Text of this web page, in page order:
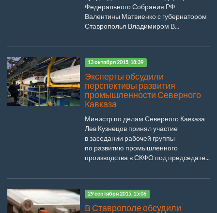
Федерального Собрания РФ
Валентины Матвиенко с губернатором
Ставрополья Владимиром В...
13 октября 2015, 18:39
Эксперты обсудили
перспективы развития
промышленности Северного
Кавказа
Министр по делам Северного Кавказа
Лев Кузнецов принял участие
в заседании рабочей группы
по развитию промышленного
производства в СКФО под председате...
29 сентября 2015, 15:06
В Ставрополе обсудили